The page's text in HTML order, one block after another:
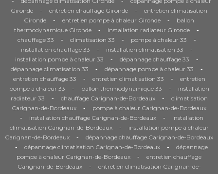
Gironde
- entretien chauffage Gironde -
entretien climatisation
Gironde
- entretien pompe à chaleur Gironde -
ballon
thermodynamique Gironde
- installation radiateur Gironde -
chauffage 33 - climatisation 33 - pompe à chaleur 33 -
installation chauffage 33 - installation climatisation 33 -
installation pompe à chaleur 33 - dépannage chauffage 33 -
dépannage climatisation 33 - dépannage pompe à chaleur 33 -
entretien chauffage 33 - entretien climatisation 33 -
entretien
pompe à chaleur 33
- ballon thermodynamique 33 -
installation
radiateur 33
- chauffage Carignan-de-Bordeaux -
climatisation
Carignan-de-Bordeaux
- pompe à chaleur Carignan-de-Bordeaux
- installation chauffage Carignan-de-Bordeaux -
installation
climatisation Carignan-de-Bordeaux
-
installation pompe à chaleur
Carignan-de-Bordeaux
- dépannage chauffage Carignan-de-Bordeaux
- dépannage climatisation Carignan-de-Bordeaux -
dépannage
pompe à chaleur Carignan-de-Bordeaux
-
entretien chauffage
Carignan-de-Bordeaux
-
entretien climatisation Carignan-de-